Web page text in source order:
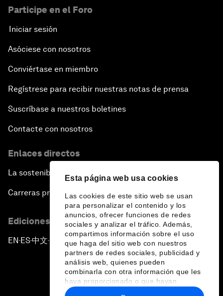
Esta página web usa cookies
Las cookies de este sitio web se usan
para personalizar el contenido y los
anuncios, ofrecer funciones de redes
sociales y analizar el tráfico. Además,
compartimos información sobre el uso
que haga del sitio web con nuestros
partners de redes sociales, publicidad y
análisis web, quienes pueden
combinarla con otra información que les
haya proporcionado o que hayan
recopilado a partir del uso que haya
Participe en el Foro
Iniciar sesión
Asóciese con nosotros
Conviértase en miembro
Regístrese para recibir nuestras notas de prensa
Suscríbase a nuestros boletines
Contacte con nosotros
Enlaces directos
La sostenibilidad en el Foro
Carreras profesionales
Ediciones en otros idiomas
EN ▪ES▪中文▪ 日本語